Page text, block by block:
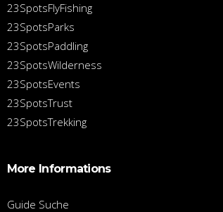
23SpotsFlyFishing
23SpotsParks
23SpotsPaddling
23SpotsWilderness
23SpotsEvents
23SpotsTrust
23SpotsTrekking
More Informations
Guide Suche